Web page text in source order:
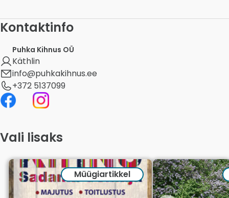
Kontaktinfo
Puhka Kihnus OÜ
Käthlin
info@puhkakihnus.ee
+372 5137099
Vali lisaks
Müügiartikkel